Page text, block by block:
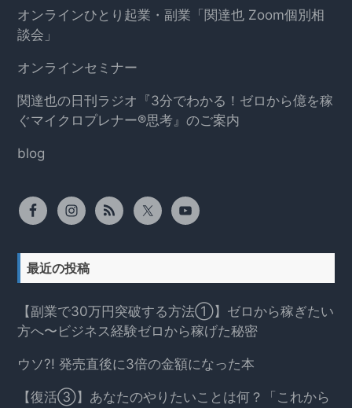
オンラインひとり起業・副業「関達也 Zoom個別相
談会」
オンラインセミナー
関達也の日刊ラジオ『3分でわかる！ゼロから億を稼
ぐマイクロプレナー®思考』のご案内
blog
最近の投稿
【副業で30万円突破する方法①】ゼロから稼ぎたい
方へ〜ビジネス経験ゼロから稼げた秘密
ウソ?! 発売直後に3倍の金額になった本
【復活③】あなたのやりたいことは何？「これから